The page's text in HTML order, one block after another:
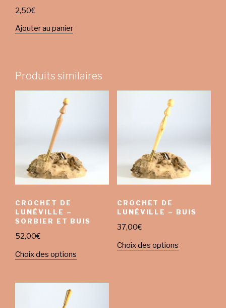
2,50€
Ajouter au panier
Produits similaires
CROCHET DE
LUNÉVILLE –
SORBIER ET BUIS
52,00€
Choix des options
CROCHET DE
LUNÉVILLE – BUIS
37,00€
Choix des options